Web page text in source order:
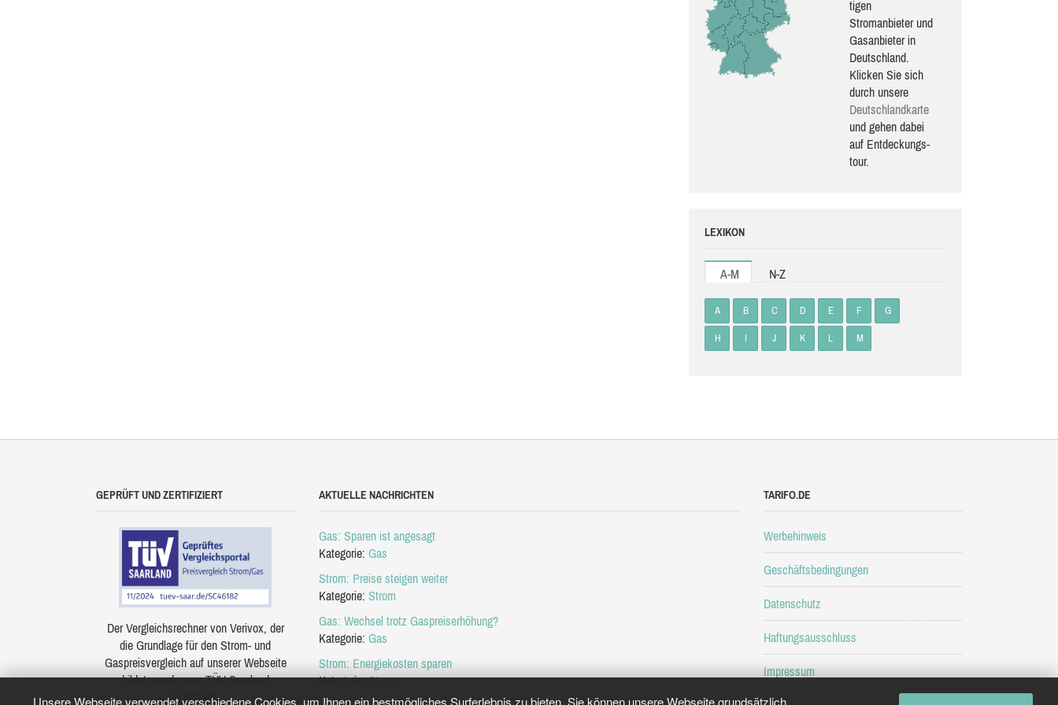
Unsere Webseite verwendet verschiedene Cookies, um Ihnen ein bestmögliches Surferlebnis zu bieten. Sie können unsere Webseite grundsätzlich
ti­gen
Stromanbieter und
Gasanbieter in
Deutschland.
Klicken Sie sich
durch unsere
Deutsch­land­karte
und gehen dabei
auf Ent­de­ckungs­
tour.
LEXIKON
A-M N-Z
A B C D E F G
H I J K L M
GEPRÜFT UND ZERTIFIZIERT
Der Vergleichsrechner von Verivox, der
die Grundlage für den Strom- und
Gaspreisvergleich auf unserer Webseite
bildet, wurde vom TÜV Saarland
zertifiziert.
AKTUELLE NACHRICHTEN
Gas: Sparen ist angesagt
Kategorie: Gas
Strom: Preise steigen weiter
Kategorie: Strom
Gas: Wechsel trotz Gaspreiserhöhung?
Kategorie: Gas
Strom: Energiekosten sparen
Kategorie:Strom
TARIFO.DE
Werbehinweis
Geschäftsbedingungen
Datenschutz
Haftungsausschluss
Impressum